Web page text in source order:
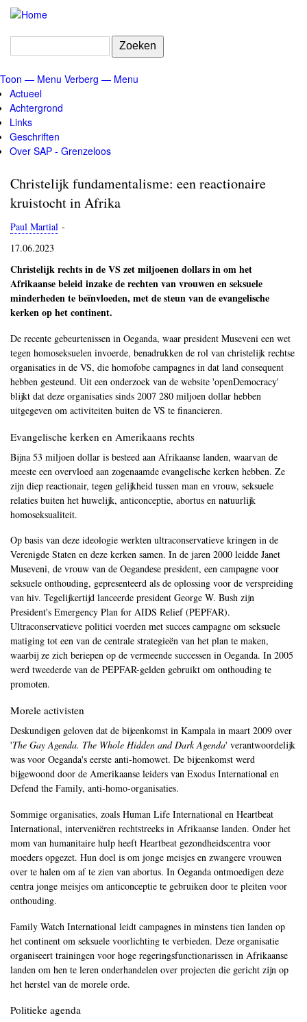
Overslaan
naar
gaan
Zoeken
Menu
Toon — Menu Verberg — Menu
Actueel
Achtergrond
Links
Geschriften
Over SAP - Grenzeloos
Christelijk fundamentalisme: een reactionaire
kruistocht in Afrika
Paul Martial -
17.06.2023
Christelijk rechts in de VS zet miljoenen dollars in om het
Afrikaanse beleid inzake de rechten van vrouwen en seksuele
minderheden te beïnvloeden, met de steun van de evangelische
kerken op het continent.
De recente gebeurtenissen in Oeganda, waar president Museveni een wet
tegen homoseksuelen invoerde, benadrukken de rol van christelijk rechtse
organisaties in de VS, die homofobe campagnes in dat land consequent
hebben gesteund. Uit een onderzoek van de website 'openDemocracy'
blijkt dat deze organisaties sinds 2007 280 miljoen dollar hebben
uitgegeven om activiteiten buiten de VS te financieren.
Evangelische kerken en Amerikaans rechts
Bijna 53 miljoen dollar is besteed aan Afrikaanse landen, waarvan de
meeste een overvloed aan zogenaamde evangelische kerken hebben. Ze
zijn diep reactionair, tegen gelijkheid tussen man en vrouw, seksuele
relaties buiten het huwelijk, anticonceptie, abortus en natuurlijk
homoseksualiteit.
Op basis van deze ideologie werkten ultraconservatieve kringen in de
Verenigde Staten en deze kerken samen. In de jaren 2000 leidde Janet
Museveni, de vrouw van de Oegandese president, een campagne voor
seksuele onthouding, gepresenteerd als de oplossing voor de verspreiding
van hiv. Tegelijkertijd lanceerde president George W. Bush zijn
President's Emergency Plan for AIDS Relief (PEPFAR).
Ultraconservatieve politici voerden met succes campagne om seksuele
matiging tot een van de centrale strategieën van het plan te maken,
waarbij ze zich beriepen op de vermeende successen in Oeganda. In 2005
werd tweederde van de PEPFAR-gelden gebruikt om onthouding te
promoten.
Morele activisten
Deskundigen geloven dat de bijeenkomst in Kampala in maart 2009 over
'The Gay Agenda. The Whole Hidden and Dark Agenda' verantwoordelijk
was voor Oeganda's eerste anti-homowet. De bijeenkomst werd
bijgewoond door de Amerikaanse leiders van Exodus International en
Defend the Family, anti-homo-organisaties.
Sommige organisaties, zoals Human Life International en Heartbeat
International, interveniëren rechtstreeks in Afrikaanse landen. Onder het
mom van humanitaire hulp heeft Heartbeat gezondheidscentra voor
moeders opgezet. Hun doel is om jonge meisjes en zwangere vrouwen
over te halen om af te zien van abortus. In Oeganda ontmoedigen deze
centra jonge meisjes om anticonceptie te gebruiken door te pleiten voor
onthouding.
Family Watch International leidt campagnes in minstens tien landen op
het continent om seksuele voorlichting te verbieden. Deze organisatie
organiseert trainingen voor hoge regeringsfunctionarissen in Afrikaanse
landen om hen te leren onderhandelen over projecten die gericht zijn op
het herstel van de morele orde.
Politieke agenda